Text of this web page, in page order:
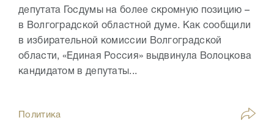
депутата Госдумы на более скромную позицию –
в Волгоградской областной думе. Как сообщили
в избирательной комиссии Волгоградской
области, «Единая Россия» выдвинула Волоцкова
кандидатом в депутаты...
Политика